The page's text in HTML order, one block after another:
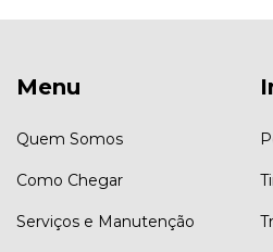
Menu
Quem Somos
Como Chegar
Serviços e Manutenção